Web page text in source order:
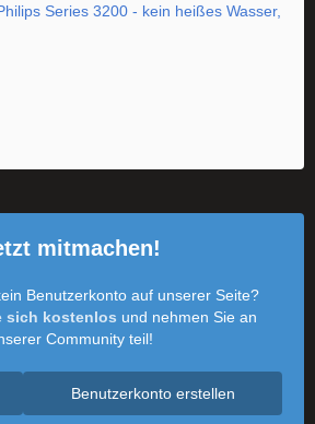
Series 3200 - kein heißes Wasser,
mitmachen!
Benutzerkonto auf unserer Seite?
sich kostenlos und nehmen Sie an
Community teil!
Benutzerkonto erstellen